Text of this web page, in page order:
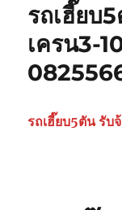
รถเฮี๊ยบ
เครน3-
รถเฮี๊ยบ5ตัน รับ